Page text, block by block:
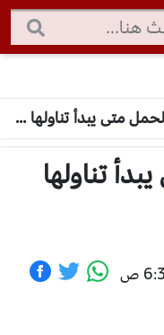
يبدأ تناولها لضمان عدم الحمل
تناولها